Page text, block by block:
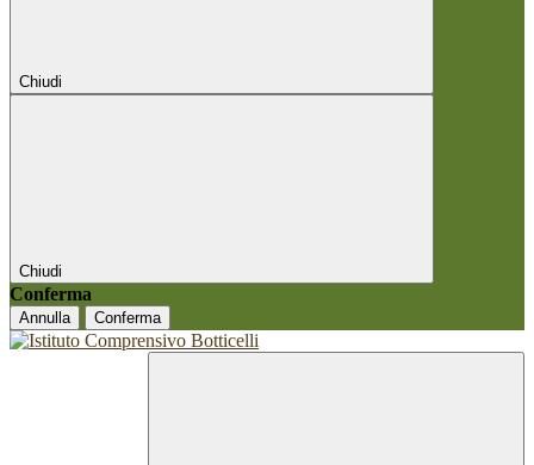
Chiudi
Chiudi
Conferma
Annulla Conferma